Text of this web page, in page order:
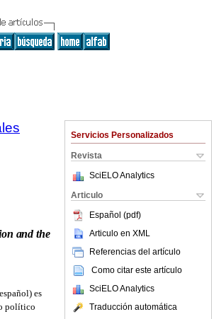
Servicios Personalizados
Revista
SciELO Analytics
Articulo
Español (pdf)
Articulo en XML
Referencias del artículo
Como citar este artículo
SciELO Analytics
Traducción automática
and the
es
político